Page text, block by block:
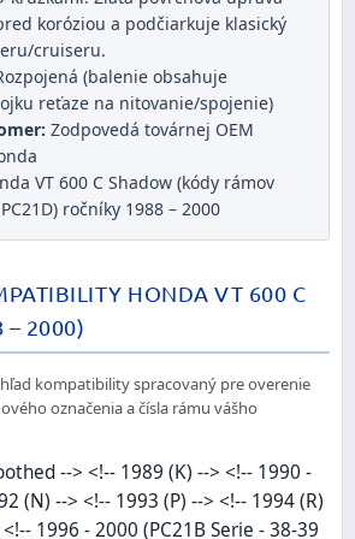
koróziou a podčiarkuje klasický
cruiseru.
(balenie obsahuje
reťaze na nitovanie/spojenie)
Zodpovedá továrnej OEM
VT 600 C Shadow (kódy rámov
ročníky 1988 – 2000
HONDA VT 600 C
– 2000)
kompatibility spracovaný pre overenie
označenia a čísla rámu vášho
--> <!-- 1989 (K) --> <!-- 1990 -
(N) --> <!-- 1993 (P) --> <!-- 1994 (R)
1996 - 2000 (PC21B Serie - 38-39